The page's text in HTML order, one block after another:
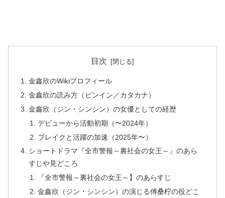
目次
金鑫欣のWikiプロフィール
金鑫欣の読み方（ピンイン／カタカナ）
金鑫欣（ジン・シンシン）の女優としての経歴
デビューから活動初期（〜2024年）
ブレイクと活躍の加速（2025年〜）
ショートドラマ『全市警報～裏社会の女王～』のあら
すじや見どころ
『全市警報～裏社会の女王～】のあらすじ
金鑫欣（ジン・シンシン）の演じる傅桑柠の役どこ